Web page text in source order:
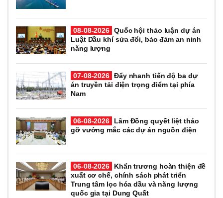
08-08-2026 Quốc hội thảo luận dự án
Luật Dầu khí sửa đổi, bảo đảm an ninh
năng lượng
07-08-2026 Đẩy nhanh tiến độ ba dự
án truyền tải điện trọng điểm tại phía
Nam
06-08-2026
Lâm Đồng quyết liệt tháo
gỡ vướng mắc các dự án nguồn điện
06-08-2026
Khẩn trương hoàn thiện đề
xuất cơ chế, chính sách phát triển
Trung tâm lọc hóa dầu và năng lượng
quốc gia tại Dung Quất